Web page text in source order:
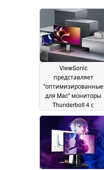
ViewSonic
представляет
"оптимизированные
для Mac" мониторы
Thunderbolt 4 с
поддержкой 100 Вт
04 December 2025